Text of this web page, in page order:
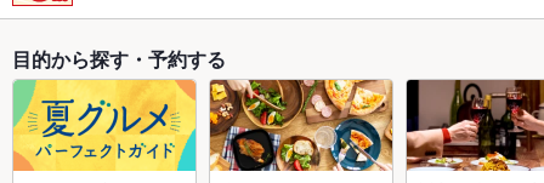
目的から探す・予約する